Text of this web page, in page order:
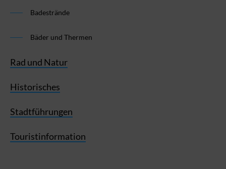
Badestrände
Bäder und Thermen
Rad und Natur
Historisches
Stadtführungen
Touristinformation